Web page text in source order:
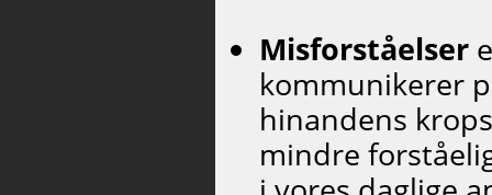
Misforståelser
kommunikerer
hinandens
mindre